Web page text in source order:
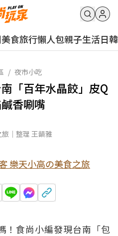
美食旅行懶人包親子生活日韓
/ 夜市小吃
「百年水晶餃」皮Q
香唰嘴
旅｜整理 王韻雅
樂天小高の美食之旅
！食尚小編發現台南 「包